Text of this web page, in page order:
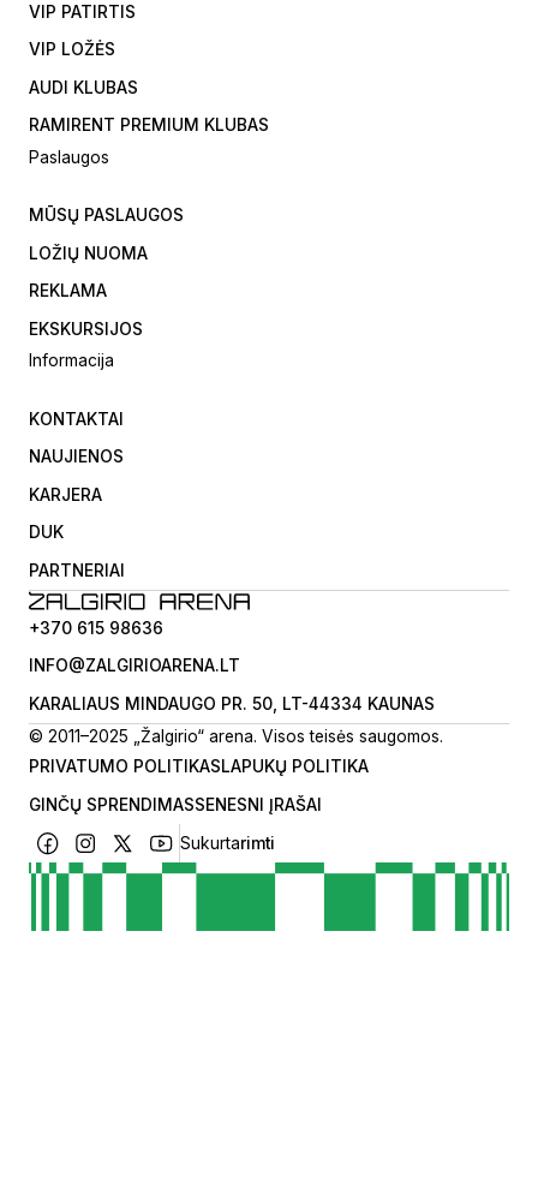
VIP PATIRTIS
VIP LOŽĖS
AUDI KLUBAS
RAMIRENT PREMIUM KLUBAS
Paslaugos
MŪSŲ PASLAUGOS
LOŽIŲ NUOMA
REKLAMA
EKSKURSIJOS
Informacija
KONTAKTAI
NAUJIENOS
KARJERA
DUK
PARTNERIAI
+370 615 98636
INFO@ZALGIRIOARENA.LT
KARALIAUS MINDAUGO PR. 50, LT-44334 KAUNAS
© 2011–2025 „Žalgirio“ arena. Visos teisės saugomos.
PRIVATUMO POLITIKASLAPUKŲ POLITIKA
GINČŲ SPRENDIMASSENESNI ĮRAŠAI
Sukurtarimti